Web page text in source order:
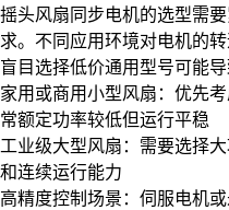
摇头风扇同步电机的选型需
求。不同应用环境对电机的
盲目选择低价通用型号可能
家用或商用小型风扇：优先
常额定功率较低但运行平稳
工业级大型风扇：需要选择
和连续运行能力
高精度控制场景： 伺服电机或